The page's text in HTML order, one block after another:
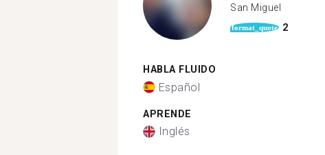
San Miguel
format_quote 2
HABLA FLUIDO
Español
APRENDE
Inglés